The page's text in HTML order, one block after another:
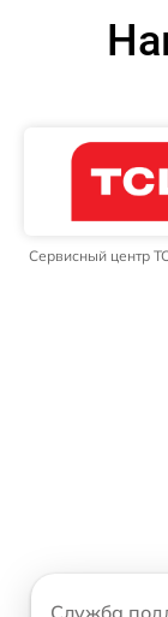
Сервисный центр
Служба